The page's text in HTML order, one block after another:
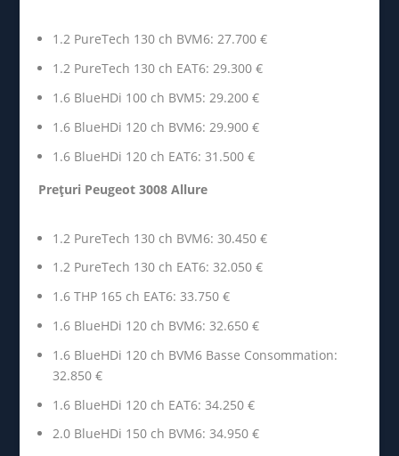
1.2 PureTech 130 ch BVM6: 27.700 €
1.2 PureTech 130 ch EAT6: 29.300 €
1.6 BlueHDi 100 ch BVM5: 29.200 €
1.6 BlueHDi 120 ch BVM6: 29.900 €
1.6 BlueHDi 120 ch EAT6: 31.500 €
Prețuri Peugeot 3008 Allure
1.2 PureTech 130 ch BVM6: 30.450 €
1.2 PureTech 130 ch EAT6: 32.050 €
1.6 THP 165 ch EAT6: 33.750 €
1.6 BlueHDi 120 ch BVM6: 32.650 €
1.6 BlueHDi 120 ch BVM6 Basse Consommation:
32.850 €
1.6 BlueHDi 120 ch EAT6: 34.250 €
2.0 BlueHDi 150 ch BVM6: 34.950 €